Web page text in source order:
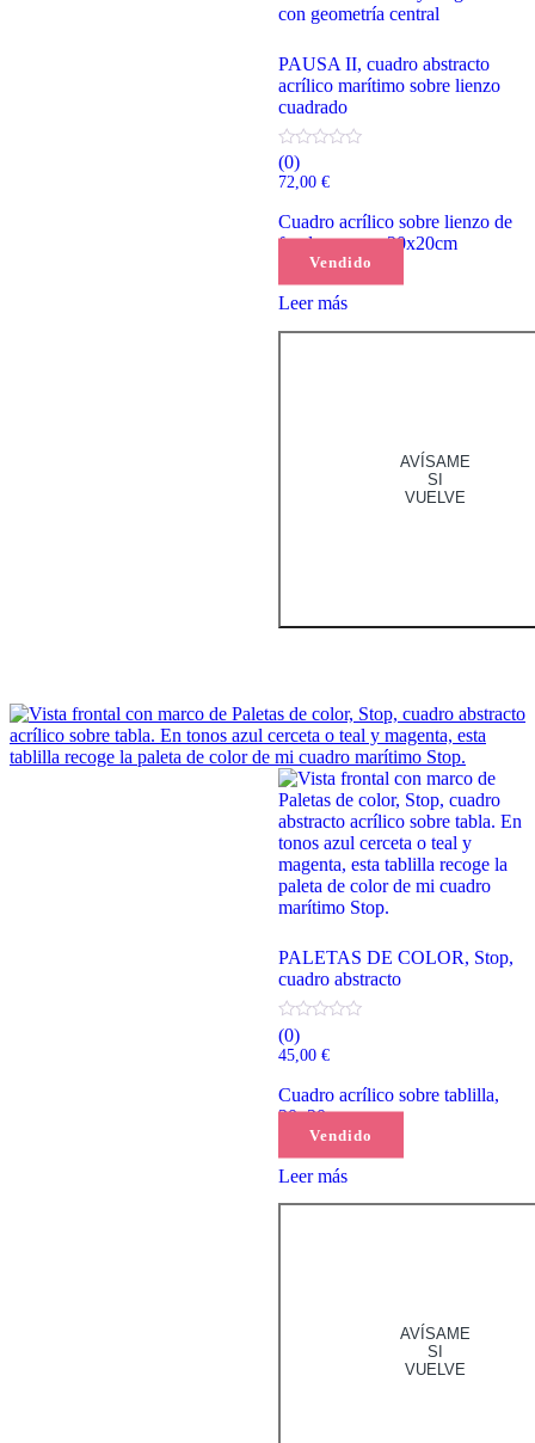
Vendido
PAUSA II, cuadro abstracto
acrílico marítimo sobre lienzo
cuadrado
(0)
72,00 €
Cuadro acrílico sobre lienzo de
fondo grueso, 20x20cm
Leer más
AVÍSAME
SI
VUELVE
Vendido
PALETAS DE COLOR, Stop,
cuadro abstracto
(0)
45,00 €
Cuadro acrílico sobre tablilla,
20x20cm
Leer más
AVÍSAME
SI
VUELVE